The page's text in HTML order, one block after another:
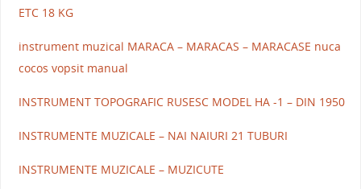
ETC 18 KG
instrument muzical MARACA – MARACAS – MARACASE nuca
cocos vopsit manual
INSTRUMENT TOPOGRAFIC RUSESC MODEL HA -1 – DIN 1950
INSTRUMENTE MUZICALE – NAI NAIURI 21 TUBURI
INSTRUMENTE MUZICALE – MUZICUTE